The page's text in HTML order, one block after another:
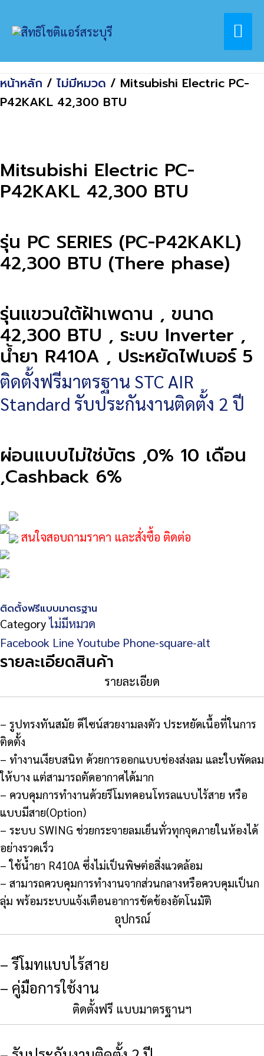
Home
สินค้า
Mitsubishi Electric PC-P42KAKL 42,300
หน้าหลัก / ไม่มีหมวด / Mitsubishi Electric PC-
P42KAKL 42,300 BTU
Mitsubishi Electric PC-
P42KAKL 42,300 BTU
รุ่น PC SERIES (PC-P42KAKL)
42,300 BTU (There phase)
รุ่นแขวนใต้ฝ้าเพดาน , ขนาด
42,300 BTU , ระบบ Inverter ,
น้ำยา R410A , ประหยัดไฟเบอร์ 5
ติดตั้งฟรีมาตรฐาน STC AIR
Standard รับประกันงานติดตั้ง 2 ปี
ผ่อนแบบไม่ใช่บัตร ,0% 10 เดือน
,Cashback 6%
สนใจสอบถามราคา และสั่งซื้อ ติดต่อ
ติดตั้งฟรีแบบมาตรฐาน
Categoryไม่มีหมวด
Facebook LineYoutube Phone-square-alt
รายละเอียดสินค้า
รายละเอียด
– รูปทรงทันสมัย ดีไซน์สวยงามลงตัว ประหยัดเนื้อที่ในการ
ติดตั้ง
– ทำงานเงียบสนิท ด้วยการออกแบบช่องส่งลม และใบพัดลม
ให้บาง แต่สามารถตัดอากาศได้มาก
– ควบคุมการทำงานด้วยรีโมทคอนโทรลแบบไร้สาย หรือ
แบบมีสาย(Option)
– ระบบ SWING ช่วยกระจายลมเย็นทั่วทุกจุดภายในห้องได้
อย่างรวดเร็ว
– ใช้น้ำยา R410A ซึ่งไม่เป็นพิษต่อสิ่งแวดล้อม
– สามารถควบคุมการทำงานจากส่วนกลางหรือควบคุมเป็นก
ลุ่ม พร้อมระบบแจ้งเตือนอาการขัดข้องอัตโนมัติ
อุปกรณ์
– รีโมทแบบไร้สาย
– คู่มือการใช้งาน
ติดตั้งฟรี แบบมาตรฐานฯ